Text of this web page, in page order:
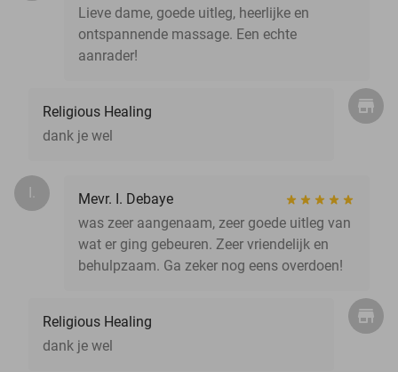
Lieve dame, goede uitleg, heerlijke en
ontspannende massage. Een echte
aanrader!
Religious Healing
dank je wel
I.
Mevr. I. Debaye
was zeer aangenaam, zeer goede uitleg van
wat er ging gebeuren. Zeer vriendelijk en
behulpzaam. Ga zeker nog eens overdoen!
Religious Healing
dank je wel